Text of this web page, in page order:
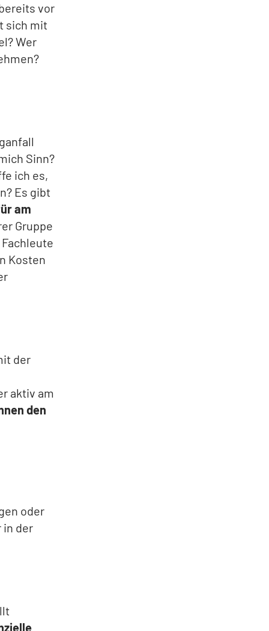
vor
sich mit
Wer
Sinn?
ich es,
Es gibt
am
Gruppe
Kosten
der
aktiv am
den
oder
in der